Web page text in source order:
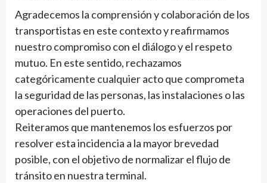
Agradecemos la comprensión y colaboración de los
transportistas en este contexto y reafirmamos
nuestro compromiso con el diálogo y el respeto
mutuo. En este sentido, rechazamos
categóricamente cualquier acto que comprometa
la seguridad de las personas, las instalaciones o las
operaciones del puerto.
Reiteramos que mantenemos los esfuerzos por
resolver esta incidencia a la mayor brevedad
posible, con el objetivo de normalizar el flujo de
tránsito en nuestra terminal.